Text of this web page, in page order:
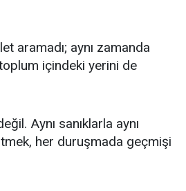
aramadı; aynı zamanda
içindeki yerini de
Aynı sanıklarla aynı
her duruşmada geçmişi